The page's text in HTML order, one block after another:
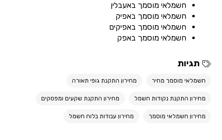
חשמלאי מוסמך באעבלין
חשמלאי מוסמך באפיק
חשמלאי מוסמך באפיקים
חשמלאי מוסמך באפק
תגיות
חשמלאי מוסמך מחיר מחירון התקנת גופי תאורה
מחירון התקנת נקודות חשמל מחירון התקנת שקעים ומפסקים
מחירון חשמלאי מוסמך מחירון עבודות בלוח חשמל